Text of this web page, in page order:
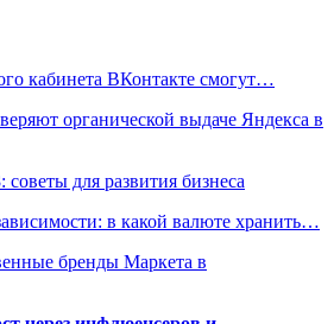
кабинета ВКонтакте смогут…
органической выдаче Яндекса в
для развития бизнеса
в какой валюте хранить…
бренды Маркета в